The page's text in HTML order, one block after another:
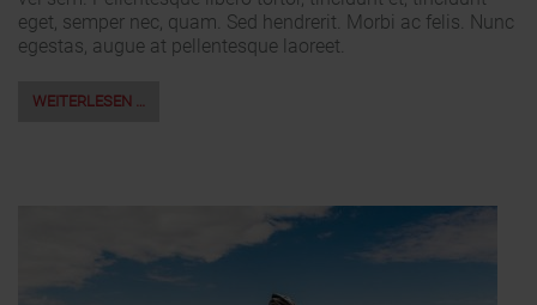
eget, semper nec, quam. Sed hendrerit. Morbi ac felis. Nunc
egestas, augue at pellentesque laoreet.
WEITERLESEN …